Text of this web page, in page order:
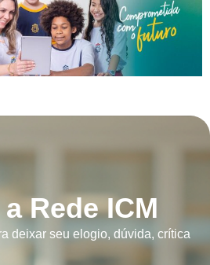
Rede ICM
deixar seu elogio, dúvida, crítica